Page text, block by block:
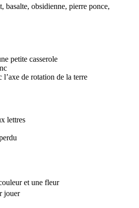
basalte, obsidienne, pierre ponce,
petite casserole
l’axe de rotation de la terre
lettres
et une fleur
jouer